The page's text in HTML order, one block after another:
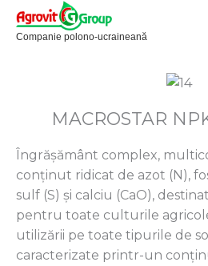
Skip
Companie polono-ucraineană
MACROSTAR
Îngrășământ complex,
conținut ridicat de azot (N),
sulf (S) și calciu (CaO),
pentru toate culturile
utilizării pe toate tipurile de
caracterizate printr-un